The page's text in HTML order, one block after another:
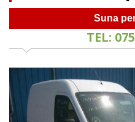
Suna
TEL: